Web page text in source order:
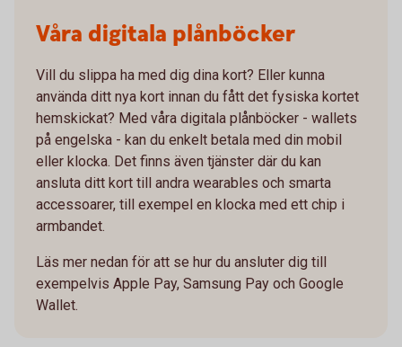
Våra digitala plånböcker
Vill du slippa ha med dig dina kort? Eller kunna
använda ditt nya kort innan du fått det fysiska kortet
hemskickat? Med våra digitala plånböcker - wallets
på engelska - kan du enkelt betala med din mobil
eller klocka. Det finns även tjänster där du kan
ansluta ditt kort till andra wearables och smarta
accessoarer, till exempel en klocka med ett chip i
armbandet.
Läs mer nedan för att se hur du ansluter dig till
exempelvis Apple Pay, Samsung Pay och Google
Wallet.